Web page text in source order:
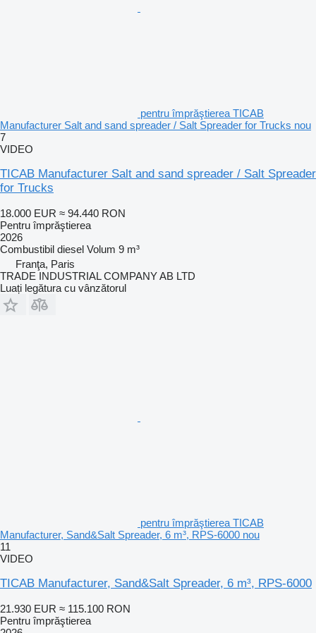
pentru împrăştierea TICAB
Manufacturer Salt and sand spreader / Salt Spreader for Trucks nou
7
VIDEO
TICAB Manufacturer Salt and sand spreader / Salt Spreader
for Trucks
18.000 EUR ≈ 94.440 RON
Pentru împrăştierea
2026
Combustibil diesel Volum 9 m³
Franţa, Paris
TRADE INDUSTRIAL COMPANY AB LTD
Luați legătura cu vânzătorul
pentru împrăştierea TICAB
Manufacturer, Sand&Salt Spreader, 6 m³, RPS-6000 nou
11
VIDEO
TICAB Manufacturer, Sand&Salt Spreader, 6 m³, RPS-6000
21.930 EUR ≈ 115.100 RON
Pentru împrăştierea